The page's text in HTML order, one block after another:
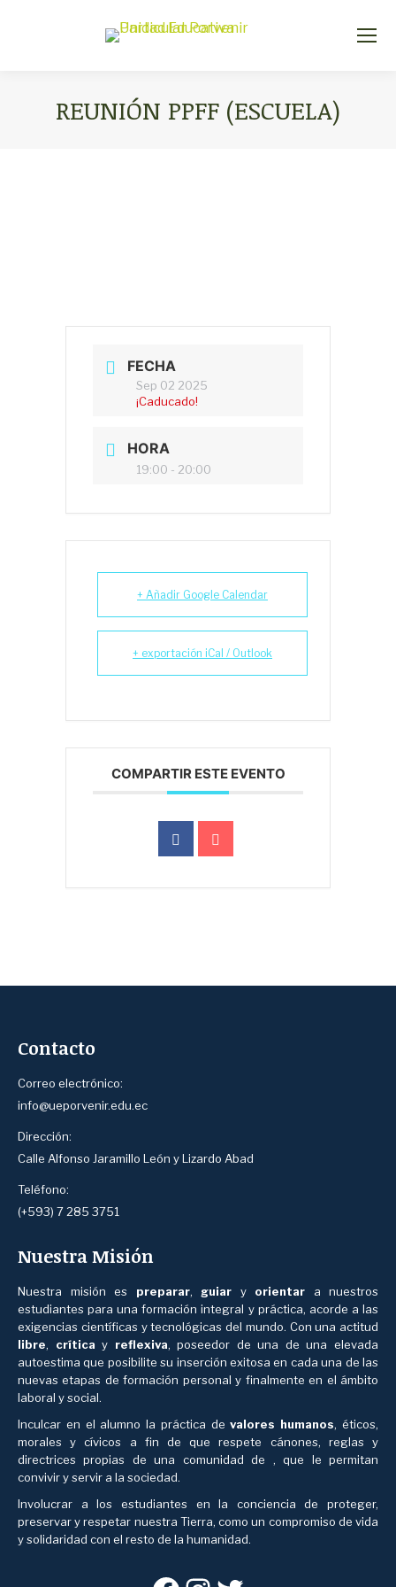
REUNIÓN PPFF (ESCUELA)
FECHA
Sep 02 2025
¡Caducado!
HORA
19:00 - 20:00
+ Añadir Google Calendar
+ exportación iCal / Outlook
COMPARTIR ESTE EVENTO
Contacto
Correo electrónico:
info@ueporvenir.edu.ec
Dirección:
Calle Alfonso Jaramillo León y Lizardo Abad
Teléfono:
(+593) 7 285 3751
Nuestra Misión
Nuestra misión es preparar, guiar y orientar a nuestros
estudiantes para una formación integral y práctica, acorde a las
exigencias científicas y tecnológicas del mundo. Con una actitud
libre, crítica y reflexiva, poseedor de una de una elevada
autoestima que posibilite su inserción exitosa en cada una de las
nuevas etapas de formación personal y finalmente en el ámbito
laboral y social.
Inculcar en el alumno la práctica devalores humanos, éticos,
morales y cívicos a fin de que respete cánones, reglas y
directrices propias de una comunidad de , que le permitan
convivir y servir a la sociedad.
Involucrar a los estudiantes en la conciencia de proteger,
preservar y respetar nuestra Tierra, como un compromiso de vida
y solidaridad con el resto de la humanidad.